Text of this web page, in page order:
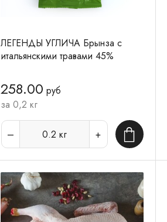
ЛЕГЕНДЫ УГЛИЧА Брынза с
итальянскими травами 45%
258.00 руб
за 0,2 кг
0.2 кг В корзину